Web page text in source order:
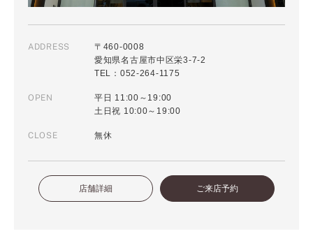
ADDRESS
〒460-0008
愛知県名古屋市中区栄3-7-2
TEL：052-264-1175
OPEN
平日 11:00～19:00
土日祝 10:00～19:00
CLOSE 無休
店舗詳細 ご来店予約